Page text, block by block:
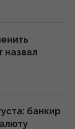
сельское
–
для
назвал
банкир